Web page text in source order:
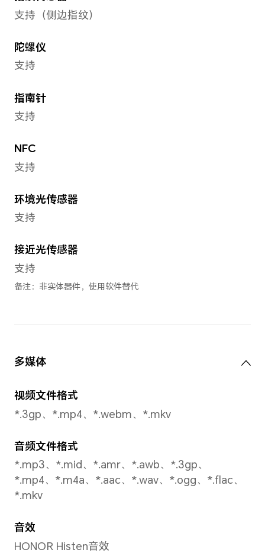
有线快充
手机支持最大11V/6A超级快充
备注：实际充电功率会随不同场景智
有线充电
荣耀66W超级快充充电器
蜂窝网络
5G/4G+/4G/2G，广电5G/
*卡槽1、2可以任意切换为默认移动数
*如果两张都是电信卡，副卡（非默认
信VoLTE业务，才能同时使用电信双卡
*实际网络使用，需要根据运营商网络
是否支持。